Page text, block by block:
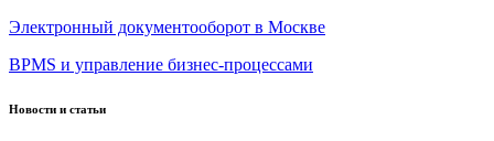
Электронный документооборот в Москве
BPMS и управление бизнес-процессами
Новости и статьи